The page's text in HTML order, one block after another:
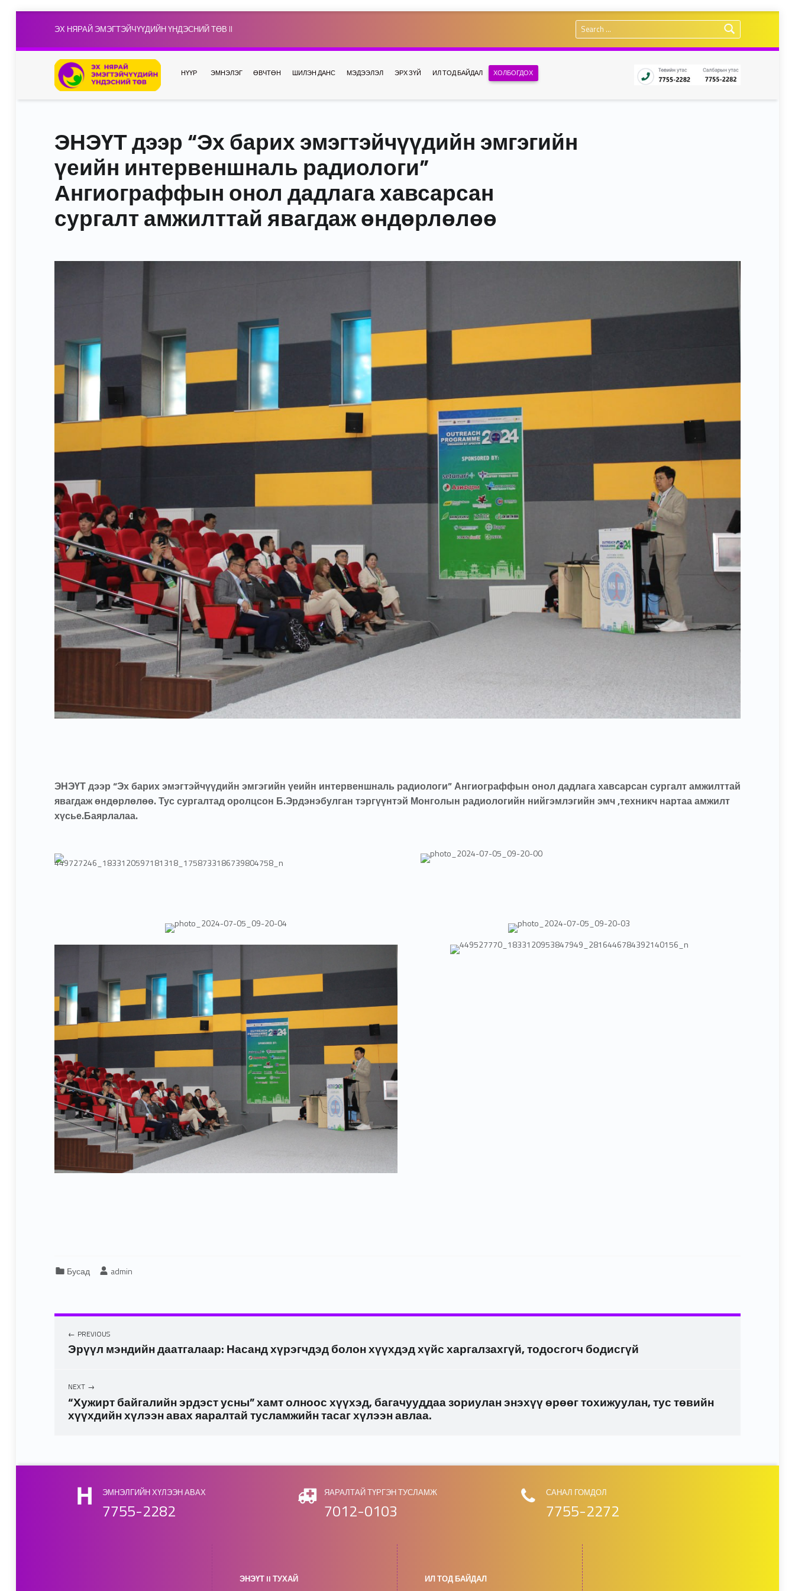
ЭХ НЯРАЙ ЭМЭГТЭЙЧҮҮДИЙН ҮНДЭСНИЙ ТӨВ II
Search for:
НҮҮР ЭМНЭЛЭГ ӨВЧТӨН ШИЛЭН ДАНС МЭДЭЭЛЭЛ ЭРХ ЗҮЙ ИЛ ТОД БАЙДАЛ ХОЛБОГДОХ
ЭНЭҮТ дээр “Эх барих эмэгтэйчүүдийн эмгэгийн
үеийн интервеншналь радиологи”
Ангиограффын онол дадлага хавсарсан
сургалт амжилттай явагдаж өндөрлөлөө
ЭНЭҮТ дээр “Эх барих эмэгтэйчүүдийн эмгэгийн үеийн интервеншналь радиологи” Ангиограффын онол дадлага хавсарсан сургалт амжилттай
явагдаж өндөрлөлөө. Тус сургалтад оролцсон Б.Эрдэнэбулган тэргүүнтэй Монголын радиологийн нийгэмлэгийн эмч ,техникч нартаа амжилт
хүсье.Баярлалаа.
Categorized in:
Бусад Written by:
admin
PREVIOUS
Эрүүл мэндийн даатгалаар: Насанд хүрэгчдэд болон хүүхдэд хүйс харгалзахгүй, тодосгогч бодисгүй
NEXT
“Хужирт байгалийн эрдэст усны” хамт олноос хүүхэд, багачууддаа зориулан энэхүү өрөөг тохижуулан, тус төвийн
хүүхдийн хүлээн авах яаралтай тусламжийн тасаг хүлээн авлаа.
ЭМНЭЛГИЙН ХҮЛЭЭН АВАХ
7755-2282
ЯАРАЛТАЙ ТҮРГЭН ТУСЛАМЖ
7012-0103
САНАЛ ГОМДОЛ
7755-2272
ЭНЭҮТ II ТУХАЙ ИЛ ТОД БАЙДАЛ